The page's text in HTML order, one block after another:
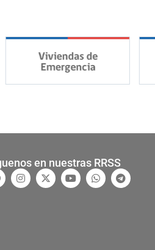
en nuestras RRSS